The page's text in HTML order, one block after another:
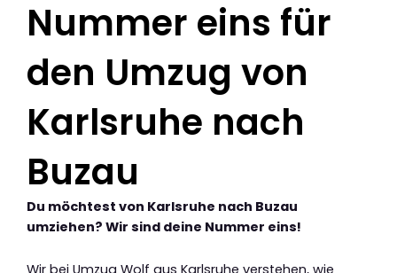
Nummer eins für
den Umzug von
Karlsruhe nach
Buzau
Du möchtest von Karlsruhe nach Buzau
umziehen? Wir sind deine Nummer eins!